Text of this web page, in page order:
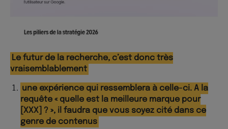
Le futur de la recherche, c’est donc très
vraisemblablement
une expérience qui ressemblera à celle-ci. A la
requête « quelle est la meilleure marque pour
[XXX] ? », il faudra que vous soyez cité dans ce
genre de contenus